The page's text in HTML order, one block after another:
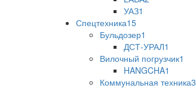
УАЗ1
Спецтехника15
Бульдозер1
ДСТ-УРАЛ1
Вилочный погрузчик1
HANGCHA1
Коммунальная техника3